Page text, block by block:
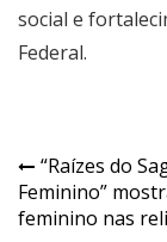
social e
Federal.
de
“Raízes do
Feminino”
feminino nas